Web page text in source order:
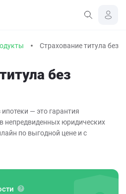
Страхование титула без
без
— это гарантия
непредвиденных юридических
по выгодной цене и с